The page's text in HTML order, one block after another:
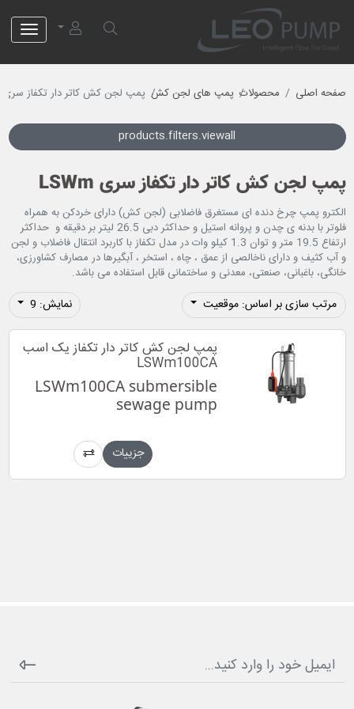
صفحه اصلی محصولات پمپ های لجن کش پمپ لجن کش کاتر دار تکفاز سری LSWm
products.filters.viewall
پمپ لجن کش کاتر دار تکفاز سری LSWm
الکترو پمپ چرخ دنده ای مستغرق فاضلابی (لجن کش) دارای خردکن به همراه
فلوتر با بدنه ی چدن و پروانه استیل و حداکثر دبی 26.5 لیتر بر دقیقه و حداکثر
ارتفاع 19.5 متر و توان 1.3 کیلو وات در مدل تکفاز با کاربرد انتقال فاضلاب و لجن
و آب کثیف و دارای ناخالصی از عمق ، چاه ، استخر ، آبگیرها در مصارف کشاورزی،
خانگی، باغبانی، صنعتی، معدنی و ساختمانی قابل استفاده می باشد.
مرتب سازی بر اساس: موقعیت نمایش: 9
پمپ لجن کش کاتر دار تکفاز یک اسب
LSWm100CA
LSWm100CA submersible
sewage pump
جزییات